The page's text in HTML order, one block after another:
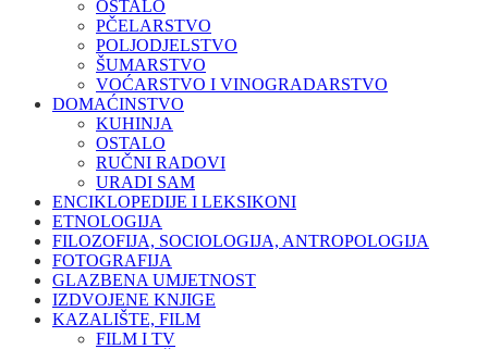
OSTALO
PČELARSTVO
POLJODJELSTVO
ŠUMARSTVO
VOĆARSTVO I VINOGRADARSTVO
DOMAĆINSTVO
KUHINJA
OSTALO
RUČNI RADOVI
URADI SAM
ENCIKLOPEDIJE I LEKSIKONI
ETNOLOGIJA
FILOZOFIJA, SOCIOLOGIJA, ANTROPOLOGIJA
FOTOGRAFIJA
GLAZBENA UMJETNOST
IZDVOJENE KNJIGE
KAZALIŠTE, FILM
FILM I TV